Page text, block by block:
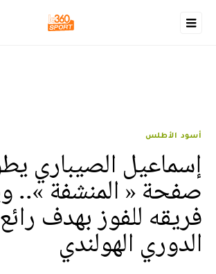
أسود الأطلس
إسماعيل الصيباري
صفحة « المنشفة »..
فريقه للفوز بهدف
الدوري الهولندي